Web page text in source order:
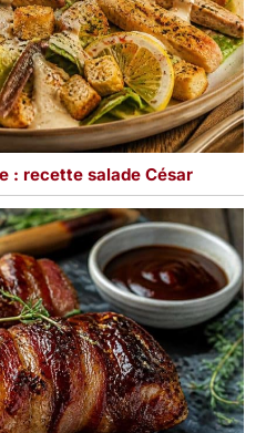
: recette salade César